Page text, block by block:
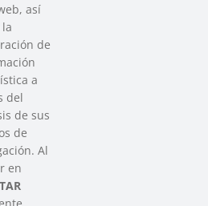
SAREA
agrupa a las redes
Social en Euskadi
así
de
a
del
de sus
de
Al
en